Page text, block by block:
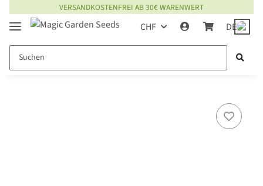
VERSANDKOSTENFREI AB 30€ WARENWERT
CHF DE